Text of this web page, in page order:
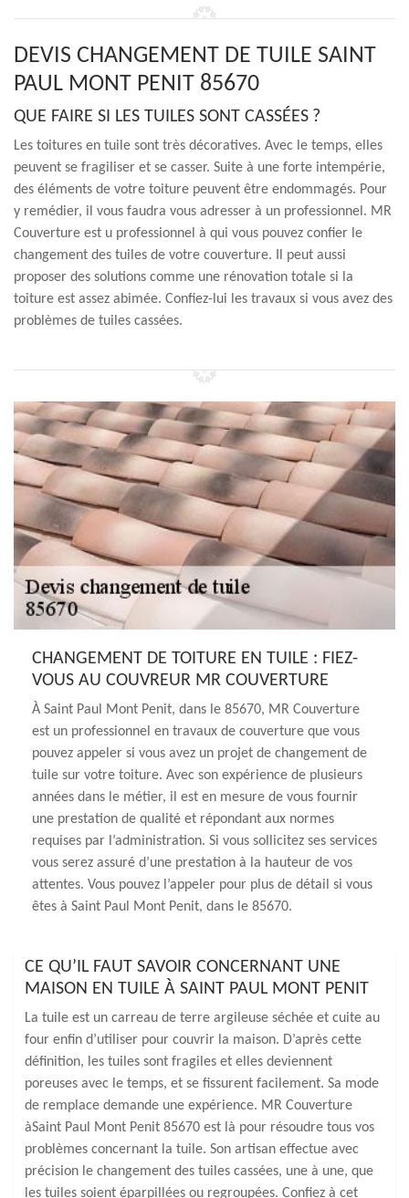
DEVIS CHANGEMENT DE TUILE SAINT
PAUL MONT PENIT 85670
QUE FAIRE SI LES TUILES SONT CASSÉES ?
Les toitures en tuile sont très décoratives. Avec le temps, elles
peuvent se fragiliser et se casser. Suite à une forte intempérie,
des éléments de votre toiture peuvent être endommagés. Pour
y remédier, il vous faudra vous adresser à un professionnel. MR
Couverture est u professionnel à qui vous pouvez confier le
changement des tuiles de votre couverture. Il peut aussi
proposer des solutions comme une rénovation totale si la
toiture est assez abimée. Confiez-lui les travaux si vous avez des
problèmes de tuiles cassées.
CHANGEMENT DE TOITURE EN TUILE : FIEZ-
VOUS AU COUVREUR MR COUVERTURE
À Saint Paul Mont Penit, dans le 85670, MR Couverture
est un professionnel en travaux de couverture que vous
pouvez appeler si vous avez un projet de changement de
tuile sur votre toiture. Avec son expérience de plusieurs
années dans le métier, il est en mesure de vous fournir
une prestation de qualité et répondant aux normes
requises par l’administration. Si vous sollicitez ses services
vous serez assuré d’une prestation à la hauteur de vos
attentes. Vous pouvez l’appeler pour plus de détail si vous
êtes à Saint Paul Mont Penit, dans le 85670.
CE QU’IL FAUT SAVOIR CONCERNANT UNE
MAISON EN TUILE À SAINT PAUL MONT PENIT
La tuile est un carreau de terre argileuse séchée et cuite au
four enfin d’utiliser pour couvrir la maison. D’après cette
définition, les tuiles sont fragiles et elles deviennent
poreuses avec le temps, et se fissurent facilement. Sa mode
de remplace demande une expérience. MR Couverture
àSaint Paul Mont Penit 85670 est là pour résoudre tous vos
problèmes concernant la tuile. Son artisan effectue avec
précision le changement des tuiles cassées, une à une, que
les tuiles soient éparpillées ou regroupées. Confiez à cet